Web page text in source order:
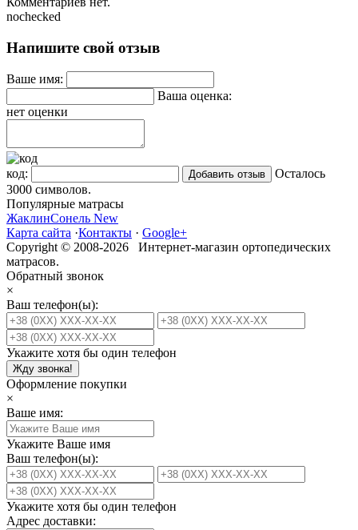
nochecked
Напишите свой отзыв
Ваше имя:
Ваша оценка:
нет оценки
код:
Осталось
3000 символов.
Популярные матрасы
ЖаклинСонель New
Карта сайта ·Контакты · Google+
Copyright © 2008-2026 Интернет-магазин ортопедических
матрасов.
Обратный звонок
×
Ваш телефон(ы):
Укажите хотя бы один телефон
Жду звонка!
Оформление покупки
×
Ваше имя:
Укажите Ваше имя
Ваш телефон(ы):
Укажите хотя бы один телефон
Адрес доставки: